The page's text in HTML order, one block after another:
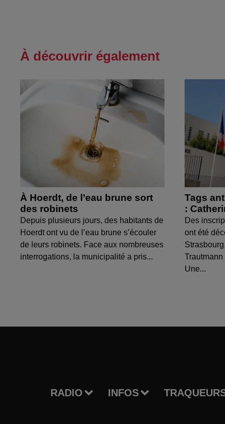
À découvrir également
À Hoerdt, de l’eau brune sort
des robinets
Depuis plusieurs jours, des habitants de
Hoerdt ont vu de l’eau brune s’écouler
de leurs robinets. Face aux nombreuses
interrogations, la municipalité a pris...
Tags
:
Des
ont été
Une...
RADIO INFOS